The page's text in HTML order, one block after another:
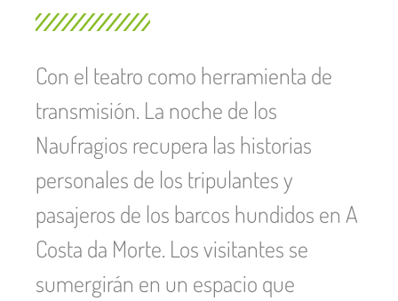
Con el teatro como herramienta de
transmisión. La noche de los
Naufragios recupera las historias
personales de los tripulantes y
pasajeros de los barcos hundidos en A
Costa da Morte. Los visitantes se
sumergirán en un espacio que